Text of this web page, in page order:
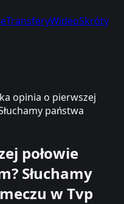
TransferyWideoSkróty
opinia o pierwszej
państwa
połowie
Słuchamy
w Tvp